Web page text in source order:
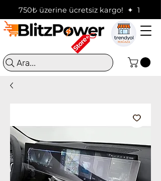
750₺ üzerine ücretsiz kargo!  ✦
Ara...